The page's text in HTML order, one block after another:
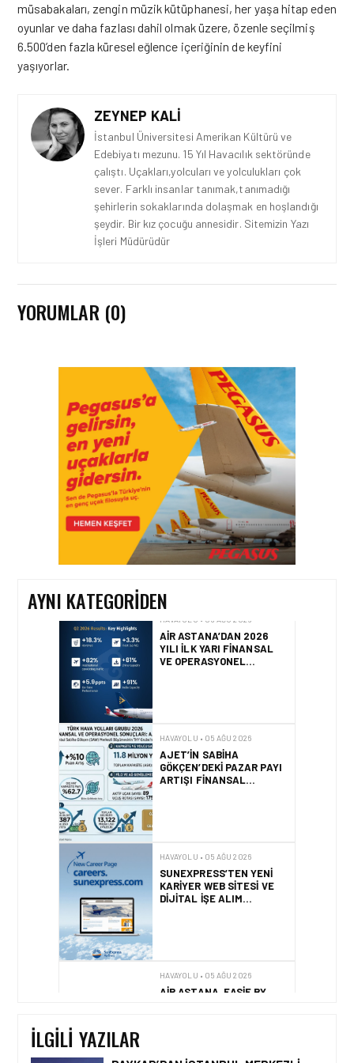
müsabakaları, zengin müzik kütüphanesi, her yaşa hitap eden
oyunlar ve daha fazlası dahil olmak üzere, özenle seçilmiş
6.500’den fazla küresel eğlence içeriğinin de keyfini
yaşıyorlar.
ZEYNEP KALI
İstanbul Üniversitesi Amerikan Kültürü ve
Edebiyatı mezunu. 15 Yıl Havacılık sektöründe
çalıştı. Uçakları,yolcuları ve yolculukları çok
sever. Farklı insanlar tanımak,tanımadığı
şehirlerin sokaklarında dolaşmak en hoşlandığı
şeydir. Bir kız çocuğu annesidir. Sitemizin Yazı
İşleri Müdürüdür
YORUMLAR (0)
AYNI KATEGORIDEN
HAVAYOLU • 07 AĞU 2026
SUNEXPRESS’IN ÜÇ GÜN
ÜST ÜSTE GÜNLÜK
YOLCU SAYISI 71 BINI AŞTI
HAVAYOLU • 05 AĞU 2026
CORENDON’DAN YAKIT
VERIMLILIĞI VE
SÜRDÜRÜLEBILIRLIK IÇIN
İŞ BIRLIĞI!
HAVAYOLU • 05 AĞU 2026
AIR ASTANA’DAN 2026
YILI İLK YARI FINANSAL
VE OPERASYONEL
HAVAYOLU • 05 AĞU 2026
AJET’IN SABIHA
GÖKÇEN’DEKI PAZAR PAYI
ARTIŞI FINANSAL
HAVAYOLU • 05 AĞU 2026
SUNEXPRESS’TEN YENI
KARIYER WEB SITESI VE
DIJITAL İŞE ALIM
HAVAYOLU • 05 AĞU 2026
AIR ASTANA, EASIE BY
İLGILI YAZILAR